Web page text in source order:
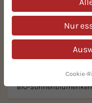
BIO-
Nur
Cookie-